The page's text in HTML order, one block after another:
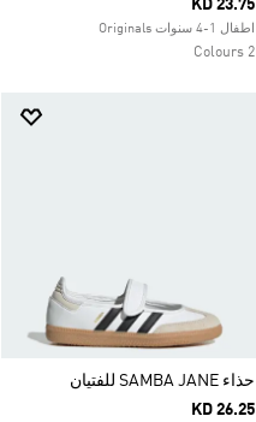
KD 23.75
اطفال 1-4 سنوات Originals
2 Colours
حذاء SAMBA JANE للفتيان
KD 26.25